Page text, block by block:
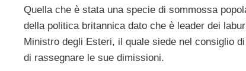
Quella che è stata una specie di sommossa
della politica britannica dato che è leader dei
Ministro degli Esteri, il quale siede nel consiglio
di rassegnare le sue dimissioni.